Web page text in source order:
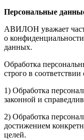
Персональные
АВИЛОН уважает
о
данных.
Обработка
строго в
1) Обработка
законной и
2) Обработка
достижением
целей.